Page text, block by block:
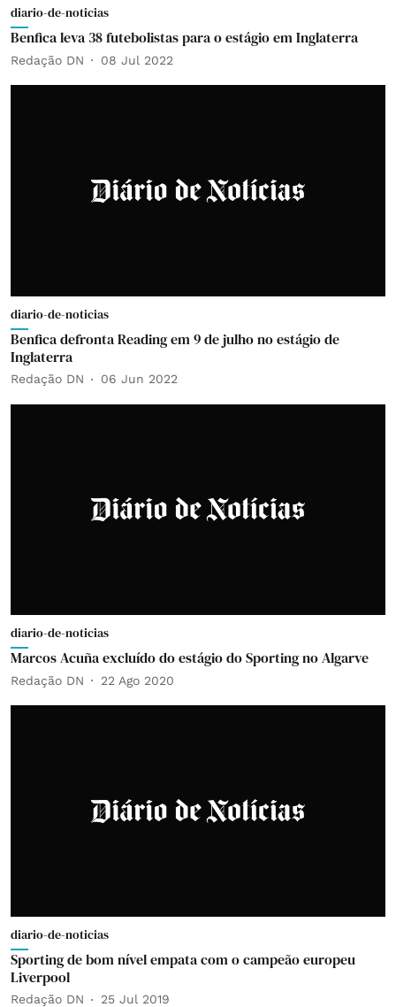
diario-de-noticias
Benfica leva 38 futebolistas para o estágio em Inglaterra
Redação DN 08 Jul 2022
diario-de-noticias
Benfica defronta Reading em 9 de julho no estágio de
Inglaterra
Redação DN 06 Jun 2022
diario-de-noticias
Marcos Acuña excluído do estágio do Sporting no Algarve
Redação DN 22 Ago 2020
diario-de-noticias
Sporting de bom nível empata com o campeão europeu
Liverpool
Redação DN 25 Jul 2019